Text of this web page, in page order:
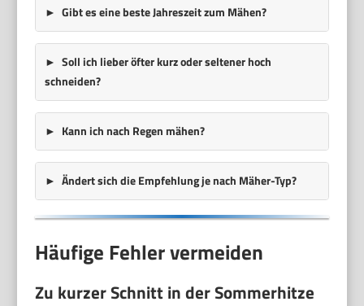
Gibt es eine beste Jahreszeit zum Mähen?
Soll ich lieber öfter kurz oder seltener hoch
schneiden?
Kann ich nach Regen mähen?
Ändert sich die Empfehlung je nach Mäher-Typ?
Häufige Fehler vermeiden
Zu kurzer Schnitt in der Sommerhitze